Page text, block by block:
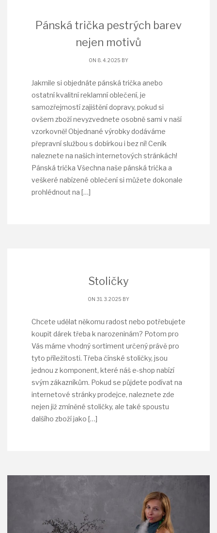
Pánská trička pestrých barev
nejen motivů
ON 8. 4. 2025 BY
Jakmile si objednáte pánská trička anebo
ostatní kvalitní reklamní oblečení, je
samozřejmostí zajištění dopravy, pokud si
ovšem zboží nevyzvednete osobně sami v naší
vzorkovně! Objednané výrobky dodáváme
přepravní službou s dobírkou i bez ní! Ceník
naleznete na našich internetových stránkách!
Pánská trička Všechna naše pánská trička a
veškeré nabízené oblečení si můžete dokonale
prohlédnout na […]
Stoličky
ON 31. 3. 2025 BY
Chcete udělat někomu radost nebo potřebujete
koupit dárek třeba k narozeninám? Potom pro
Vás máme vhodný sortiment určený právě pro
tyto příležitosti. Třeba čínské stoličky, jsou
jednou z komponent, které náš e-shop nabízí
svým zákazníkům. Pokud se půjdete podívat na
internetové stránky prodejce, naleznete zde
nejen již zmíněné stoličky, ale také spoustu
dalšího zboží jako […]